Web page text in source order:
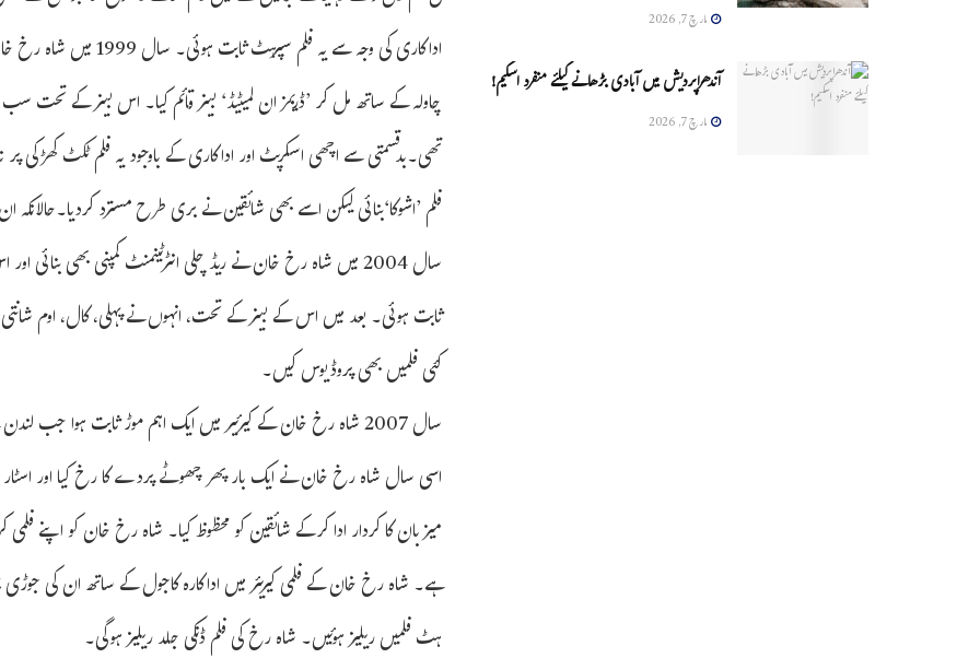
اداکاری کی وجہ سے یہ
چاولہ کے ساتھ مل کر ’ڈریمز ان لمیٹیڈ‘ بینر قائم کیا۔ اس بینر کے
تھی۔بدقسمتی سے اچھی اسکرپٹ اور اداکاری کے باوجود یہ فلم ٹکٹ کھڑکی
فلم ’اشوکا‘بنائی لیکن اسے بھی شائقین نے بری طرح مسترد
سال 2004 میں شاہ رخ خان نے ریڈ چلی انٹرٹینمنٹ کمپنی بھی
ثابت ہوئی۔ بعد میں اس کے بینر کے تحت، انہوں نے پہلی، کال، اوم شانتی
کئی فلمیں بھی پروڈیوس کیں۔
سال 2007 شاہ رخ خان کے کیرئیر میں ایک اہم موڑ ثابت ہوا جب
اسی سال شاہ رخ خان نے ایک بار پھر چھوٹے پردے کا رخ کیا اور
میزبان کا کردار ادا کرکے شائقین کو محظوظ کیا۔ شاہ رخ خان کو اپنے فلمی
ہے۔ شاہ رخ خان کے فلمی کیریئر میں اداکارہ کاجول کے ساتھ ان کی
ہٹ فلمیں ریلیز ہوئیں۔ شاہ رخ کی فلم ڈنکی جلد ریلیز ہوگی۔
مارچ 7, 2026
آندھراپردیش میں آبادی بڑھانے کیلئے منفرد اسکیم!
مارچ 7, 2026